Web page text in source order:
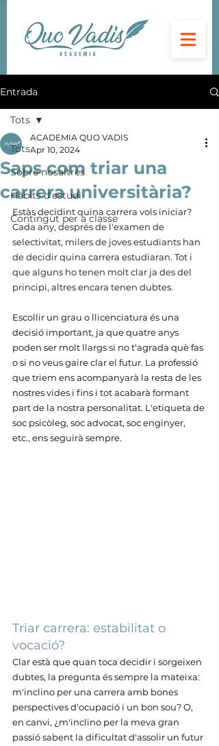
Entrada
Tots
Sobre nosaltres
Hàbits d'estudi
Contingut per a classe
Tots
Saps com triar una
carrera universitària?
ACADEMIA QUO VADIS
Apr 10, 2024
Estàs decidint quina carrera vols iniciar?
Cada any, després de l'examen de
selectivitat, milers de joves estudiants han
de decidir quina carrera estudiaran. Tot i
que alguns ho tenen molt clar ja des del
principi, altres encara tenen dubtes.
Escollir un grau o llicenciatura és una
decisió important, ja que quatre anys
poden ser molt llargs si no t'agrada què fas
o si no veus gaire clar el futur. La professió
que triem ens acompanyarà la resta de les
nostres vides i fins i tot acabarà formant
part de la nostra personalitat. L'etiqueta de
soc psicòleg, soc advocat, soc enginyer,
etc., ens seguirà sempre.
Triar carrera: estabilitat o
vocació?
Clar està que quan toca decidir i sorgeixen
dubtes, la pregunta és sempre la mateixa:
m'inclino per una carrera amb bones
perspectives d'ocupació i un bon sou? O,
en canvi, ¿m'inclino per la meva gran
passió sabent la dificultat d'assolir un futur